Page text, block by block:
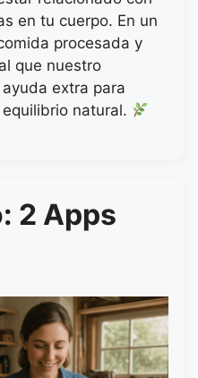
en tu cuerpo. En un
procesada y
que nuestro
extra para
natural.
2 Apps